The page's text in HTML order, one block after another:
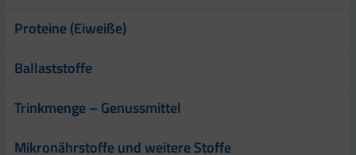
Proteine (Eiweiße)
Ballaststoffe
Trinkmenge – Genussmittel
Mikronährstoffe und weitere Stoffe